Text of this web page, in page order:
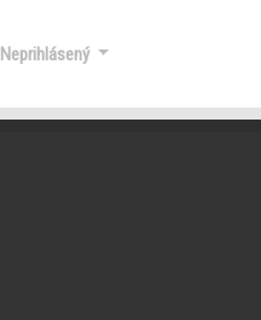
Neprihlásený